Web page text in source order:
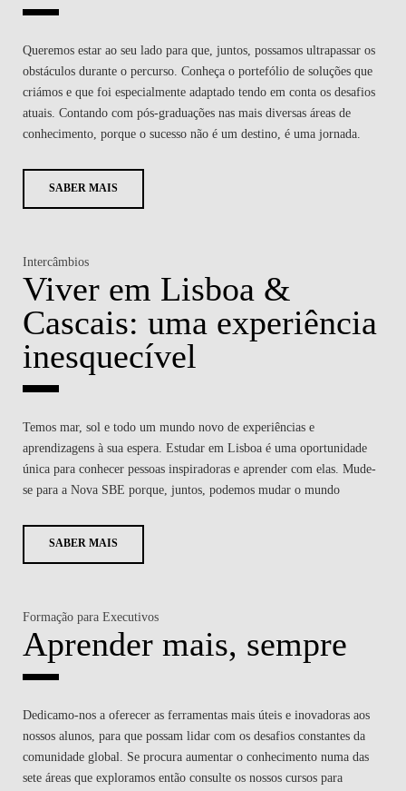
Queremos estar ao seu lado para que, juntos, possamos ultrapassar os
obstáculos durante o percurso. Conheça o portefólio de soluções que
criámos e que foi especialmente adaptado tendo em conta os desafios
atuais. Contando com pós-graduações nas mais diversas áreas de
conhecimento, porque o sucesso não é um destino, é uma jornada.
SABER MAIS
Intercâmbios
Viver em Lisboa &
Cascais: uma experiência
inesquecível
Temos mar, sol e todo um mundo novo de experiências e
aprendizagens à sua espera. Estudar em Lisboa é uma oportunidade
única para conhecer pessoas inspiradoras e aprender com elas. Mude-
se para a Nova SBE porque, juntos, podemos mudar o mundo
SABER MAIS
Formação para Executivos
Aprender mais, sempre
Dedicamo-nos a oferecer as ferramentas mais úteis e inovadoras aos
nossos alunos, para que possam lidar com os desafios constantes da
comunidade global. Se procura aumentar o conhecimento numa das
sete áreas que exploramos então consulte os nossos cursos para